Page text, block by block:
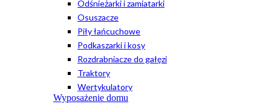
Odśnieżarki i zamiatarki
Osuszacze
Piły łańcuchowe
Podkaszarki i kosy
Rozdrabniacze do gałęzi
Traktory
Wertykulatory
Wyposażenie domu